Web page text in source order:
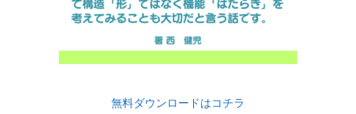
無料ダウンロードはコチラ